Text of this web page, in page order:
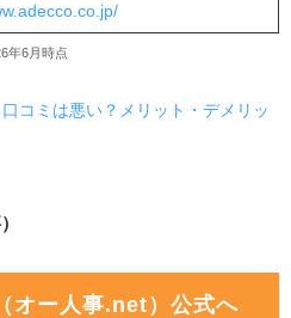
年6月時点
コミは悪い？メリット・デメリッ
オー人事.net）公式へ